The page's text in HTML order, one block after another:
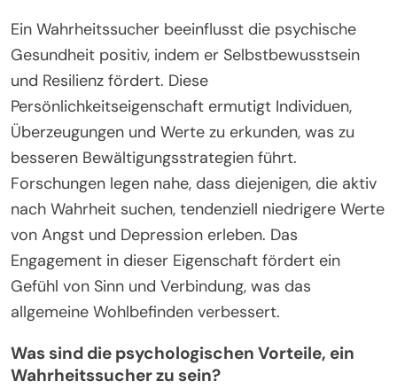
Ein Wahrheitssucher beeinflusst die psychische
Gesundheit positiv, indem er Selbstbewusstsein
und Resilienz fördert. Diese
Persönlichkeitseigenschaft ermutigt Individuen,
Überzeugungen und Werte zu erkunden, was zu
besseren Bewältigungsstrategien führt.
Forschungen legen nahe, dass diejenigen, die aktiv
nach Wahrheit suchen, tendenziell niedrigere Werte
von Angst und Depression erleben. Das
Engagement in dieser Eigenschaft fördert ein
Gefühl von Sinn und Verbindung, was das
allgemeine Wohlbefinden verbessert.
Was sind die psychologischen Vorteile, ein
Wahrheitssucher zu sein?